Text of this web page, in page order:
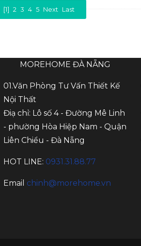
[1] 2 3 4 5 Next Last
MOREHOME ĐÀ NẴNG
01.Văn Phòng Tư Vấn Thiết Kế
Nội Thất
Điạ chỉ: Lô số 4 - Đường Mê Linh
- phường Hòa Hiệp Nam - Quận
Liên Chiểu - Đà Nẵng
HOT LINE: 0931.31.88.77
Email chinh@morehome.vn